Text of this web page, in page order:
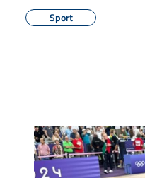
Sport